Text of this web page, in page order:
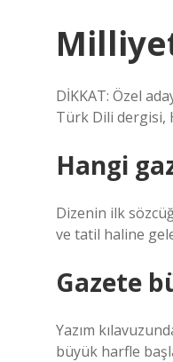
DİKKAT: Özel
Türk Dili dergisi,
Hangi
Dizenin ilk
ve tatil haline
Gazete
Yazım
büyük harfle